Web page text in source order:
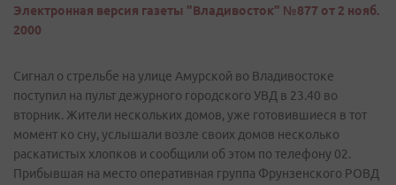
Электронная версия газеты "Владивосток" №877 от 2 нояб.
2000
Сигнал о стрельбе на улице Амурской во Владивостоке
поступил на пульт дежурного городского УВД в 23.40 во
вторник. Жители нескольких домов, уже готовившиеся в тот
момент ко сну, услышали возле своих домов несколько
раскатистых хлопков и сообщили об этом по телефону 02.
Прибывшая на место оперативная группа Фрунзенского РОВД